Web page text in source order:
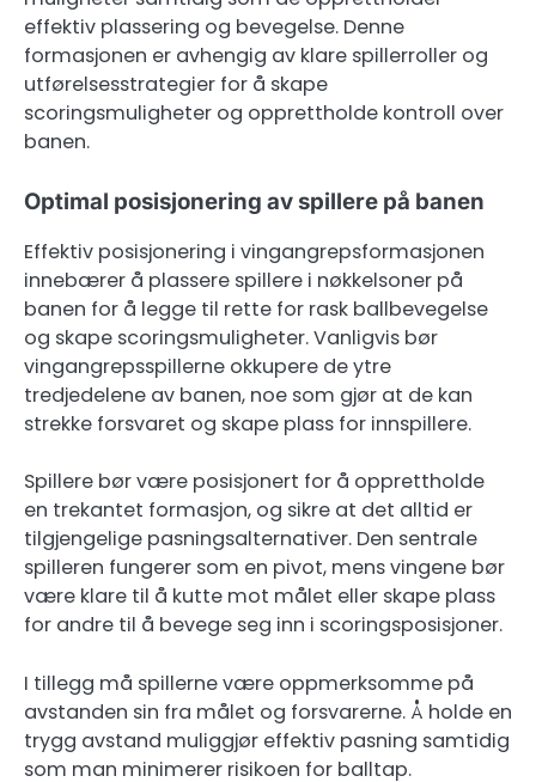
effektiv plassering og bevegelse. Denne
formasjonen er avhengig av klare spillerroller og
utførelsesstrategier for å skape
scoringsmuligheter og opprettholde kontroll over
banen.
Optimal posisjonering av spillere på banen
Effektiv posisjonering i vingangrepsformasjonen
innebærer å plassere spillere i nøkkelsoner på
banen for å legge til rette for rask ballbevegelse
og skape scoringsmuligheter. Vanligvis bør
vingangrepsspillerne okkupere de ytre
tredjedelene av banen, noe som gjør at de kan
strekke forsvaret og skape plass for innspillere.
Spillere bør være posisjonert for å opprettholde
en trekantet formasjon, og sikre at det alltid er
tilgjengelige pasningsalternativer. Den sentrale
spilleren fungerer som en pivot, mens vingene bør
være klare til å kutte mot målet eller skape plass
for andre til å bevege seg inn i scoringsposisjoner.
I tillegg må spillerne være oppmerksomme på
avstanden sin fra målet og forsvarerne. Å holde en
trygg avstand muliggjør effektiv pasning samtidig
som man minimerer risikoen for balltap.